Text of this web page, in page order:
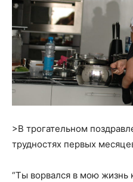
>В трогательном
трудностях первых
“Ты ворвался в мою жизнь